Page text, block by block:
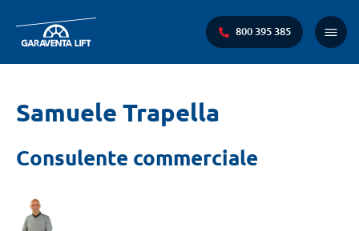
800 395 385
Menu
Ti
trovi
Samuele Trapella
Consulente commerciale